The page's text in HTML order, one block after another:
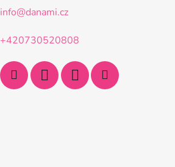
info@danami.cz
+420730520808